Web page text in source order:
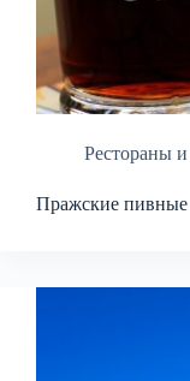
Рестораны
Пражские пивные